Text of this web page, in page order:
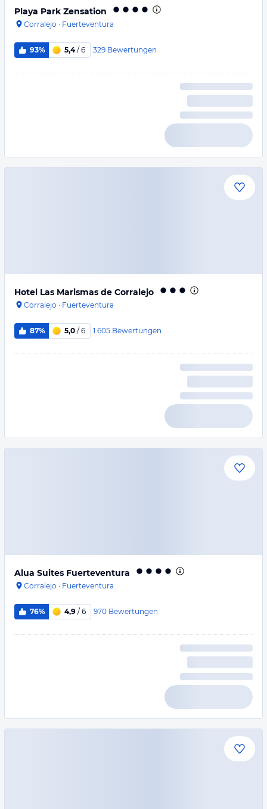
Playa Park Zensation
Corralejo · Fuerteventura
93% 5,4/ 6 329 Bewertungen
Hotel Las Marismas de Corralejo
Corralejo · Fuerteventura
87% 5,0 / 6 1.605 Bewertungen
Alua Suites Fuerteventura
Corralejo · Fuerteventura
76% 4,9 / 6 970 Bewertungen